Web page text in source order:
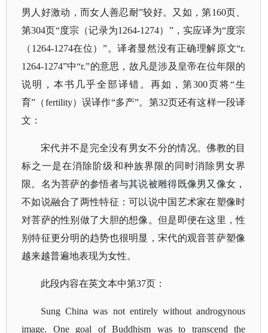
男人好激动，而女人善忍耐”较好。又如，第160页、
第304页“度宗（记录为1264-1274）”，实应译为“度宗
（1264-1274在位）”。译者显然没有正确理解原文“r.
1264-1274”中“r.”的意思，故凡是涉及皇帝在位年限的
说明，本书几乎全部译错。再如，第300页将“生
育”（fertility）误译作“多产”。第32页还有这样一段译
文：
宋代并不是完全没有男女不分的情况。佛教的目
标之一是在消除阶级和种族界限的同时消除男女界
限。名为菩萨的参悟者与其说被雕得既像男又像女，
不如说融合了两性特征：可以说中国艺术家在塑像时
对菩萨的性别做了大胆的想像。但是即便在这里，性
别特征更分明的趋势也很明显，宋代的观音菩萨塑像
越来越普遍地表现为女性。
此段内容在英文本中第37页：
Sung China was not entirely without androgynous
image. One goal of Buddhism was to transcend the